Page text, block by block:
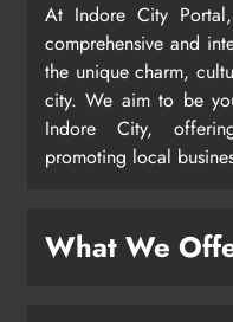
At Indore City
comprehensive and
the unique charm,
city. We aim to be
Indore City,
promoting local
What We